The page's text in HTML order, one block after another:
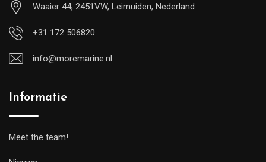
Waaier 44, 2451VW, Leimuiden, Nederland
+31 172 506820
info@moremarine.nl
Informatie
Meet the team!